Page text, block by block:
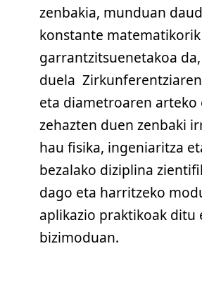
zenbakia, munduan
konstante matematikorik
garrantzitsuenetakoa
duela
eta diametroaren arteko
zehazten duen zenbaki
hau fisika, ingeniaritza
bezalako diziplina
dago eta harritzeko
aplikazio praktikoak ditu
bizimoduan.